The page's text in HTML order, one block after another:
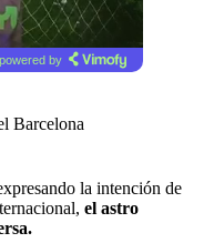
powered by
Barcelona
la intención de
el astro